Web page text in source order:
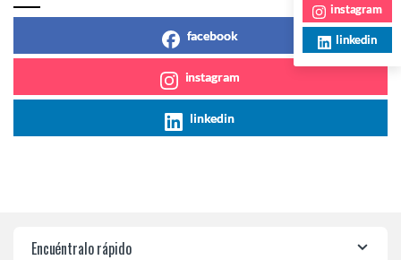
facebook
instagram
linkedin
Encuéntralo rápido
instagram
linkedin